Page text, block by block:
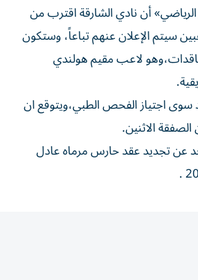
أن نادي الشارقة اقترب من
التعاقد مع 3 لاعبين سيتم الإعلان عنهم تباعاً، وستكون
لاعب مقيم هولندي
سوى اجتياز الفحص الطبي،ويتوقع ان
الاثنين.
عن تجديد عقد حارس مرماه عادل